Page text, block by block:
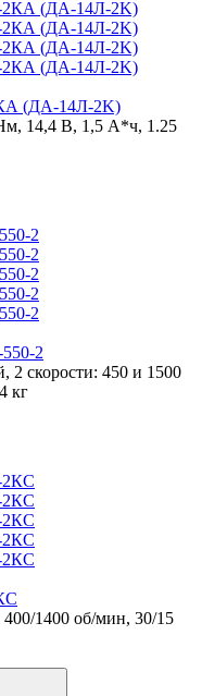
(ДА-14Л-2K)
14,4 В, 1,5 А*ч, 1.25
2
2 скорости: 450 и 1500
кг
1400 об/мин, 30/15